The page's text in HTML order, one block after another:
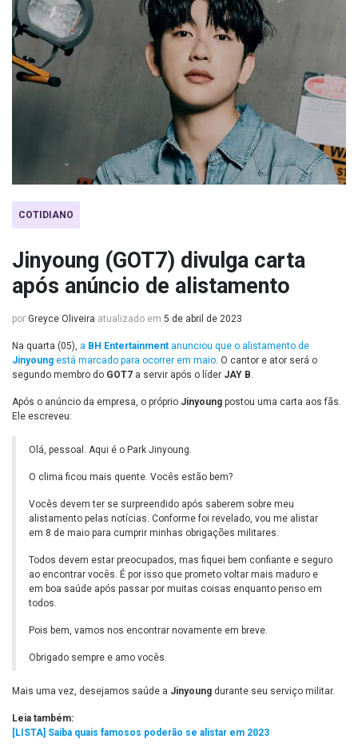
COTIDIANO
Jinyoung (GOT7) divulga carta
após anúncio de alistamento
por Greyce Oliveira atualizado em 5 de abril de 2023
Na quarta (05), a BH Entertainment anunciou que o alistamento de
Jinyoung está marcado para ocorrer em maio. O cantor e ator será o
segundo membro do GOT7 a servir após o líder JAY B.
Após o anúncio da empresa, o próprio Jinyoung postou uma carta aos fãs.
Ele escreveu:
Olá, pessoal. Aqui é o Park Jinyoung.
O clima ficou mais quente. Vocês estão bem?
Vocês devem ter se surpreendido após saberem sobre meu
alistamento pelas notícias. Conforme foi revelado, vou me alistar
em 8 de maio para cumprir minhas obrigações militares.
Todos devem estar preocupados, mas fiquei bem confiante e seguro
ao encontrar vocês. É por isso que prometo voltar mais maduro e
em boa saúde após passar por muitas coisas enquanto penso em
todos.
Pois bem, vamos nos encontrar novamente em breve.
Obrigado sempre e amo vocês.
Mais uma vez, desejamos saúde a Jinyoung durante seu serviço militar.
Leia também:
[LISTA] Saiba quais famosos poderão se alistar em 2023